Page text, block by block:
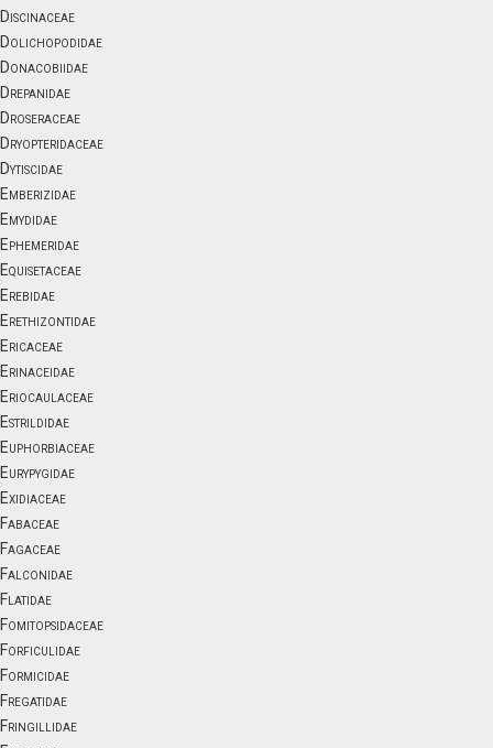
Discinaceae
Dolichopodidae
Donacobiidae
Drepanidae
Droseraceae
Dryopteridaceae
Dytiscidae
Emberizidae
Emydidae
Ephemeridae
Equisetaceae
Erebidae
Erethizontidae
Ericaceae
Erinaceidae
Eriocaulaceae
Estrildidae
Euphorbiaceae
Eurypygidae
Exidiaceae
Fabaceae
Fagaceae
Falconidae
Flatidae
Fomitopsidaceae
Forficulidae
Formicidae
Fregatidae
Fringillidae